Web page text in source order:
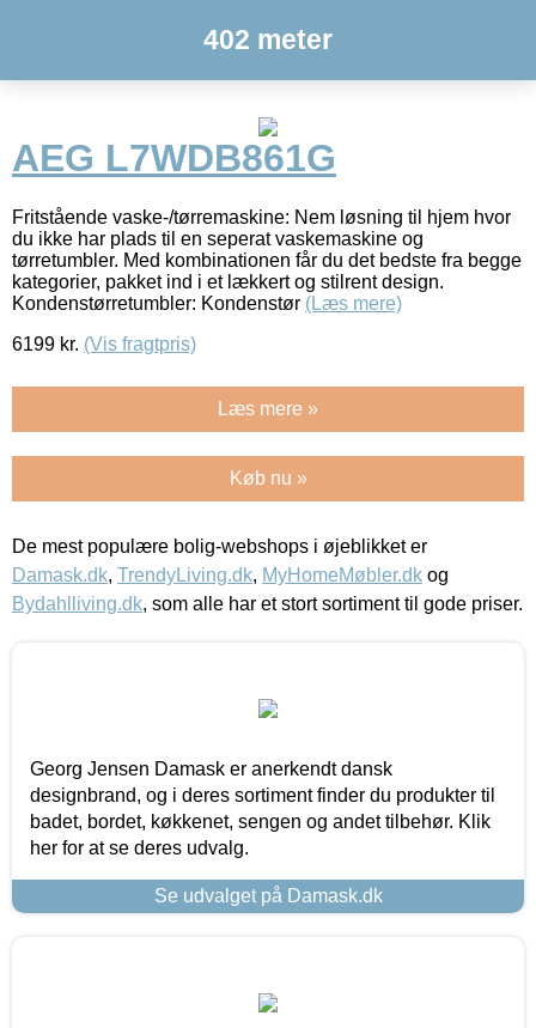
402 meter
AEG L7WDB861G
Fritstående vaske-/tørremaskine: Nem løsning til hjem hvor
du ikke har plads til en seperat vaskemaskine og
tørretumbler. Med kombinationen får du det bedste fra begge
kategorier, pakket ind i et lækkert og stilrent design.
Kondenstørretumbler: Kondenstør (Læs mere)
6199 kr. (Vis fragtpris)
Læs mere »
Køb nu »
De mest populære bolig-webshops i øjeblikket er
Damask.dk, TrendyLiving.dk, MyHomeMøbler.dk og
Bydahlliving.dk, som alle har et stort sortiment til gode priser.
Georg Jensen Damask er anerkendt dansk
designbrand, og i deres sortiment finder du produkter til
badet, bordet, køkkenet, sengen og andet tilbehør. Klik
her for at se deres udvalg.
Se udvalget på Damask.dk